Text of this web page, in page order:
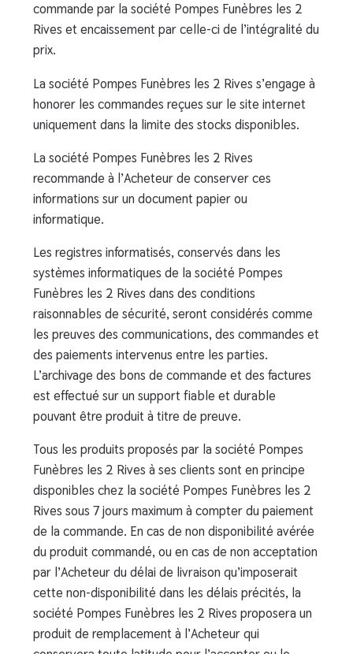
commande par la société Pompes Funèbres les 2
Rives et encaissement par celle-ci de l’intégralité du
prix.
La société Pompes Funèbres les 2 Rives s’engage à
honorer les commandes reçues sur le site internet
uniquement dans la limite des stocks disponibles.
La société Pompes Funèbres les 2 Rives
recommande à l’Acheteur de conserver ces
informations sur un document papier ou
informatique.
Les registres informatisés, conservés dans les
systèmes informatiques de la société Pompes
Funèbres les 2 Rives dans des conditions
raisonnables de sécurité, seront considérés comme
les preuves des communications, des commandes et
des paiements intervenus entre les parties.
L’archivage des bons de commande et des factures
est effectué sur un support fiable et durable
pouvant être produit à titre de preuve.
Tous les produits proposés par la société Pompes
Funèbres les 2 Rives à ses clients sont en principe
disponibles chez la société Pompes Funèbres les 2
Rives sous 7 jours maximum à compter du paiement
de la commande. En cas de non disponibilité avérée
du produit commandé, ou en cas de non acceptation
par l’Acheteur du délai de livraison qu’imposerait
cette non-disponibilité dans les délais précités, la
société Pompes Funèbres les 2 Rives proposera un
produit de remplacement à l’Acheteur qui